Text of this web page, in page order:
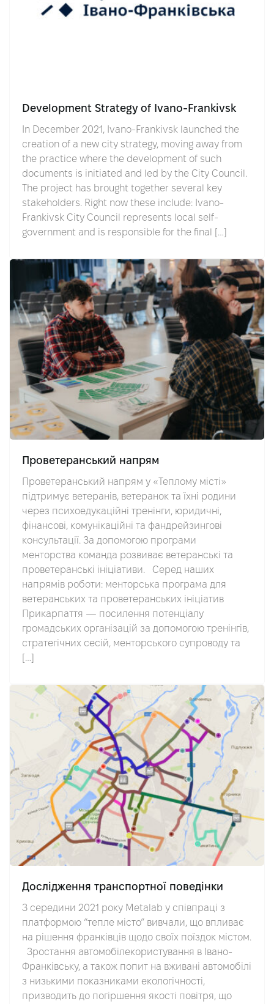
Development Strategy of Ivano-Frankivsk
In December 2021, Ivano-Frankivsk launched the
creation of a new city strategy, moving away from
the practice where the development of such
documents is initiated and led by the City Council.
The project has brought together several key
stakeholders. Right now these include: Ivano-
Frankivsk City Council represents local self-
government and is responsible for the final […]
Проветеранський напрям
Проветеранський напрям у «Теплому місті»
підтримує ветеранів, ветеранок та їхні родини
через психоедукаційні тренінги, юридичні,
фінансові, комунікаційні та фандрейзингові
консультації. За допомогою програми
менторства команда розвиває ветеранські та
проветеранські ініціативи. Серед наших
напрямів роботи: менторська програма для
ветеранських та проветеранських ініціатив
Прикарпаття — посилення потенціалу
громадських організацій за допомогою тренінгів,
стратегічних сесій, менторського супроводу та
[…]
Дослідження транспортної поведінки
З середини 2021 року Metalab у співпраці з
платформою “тепле місто” вивчали, що впливає
на рішення франківців щодо своїх поїздок містом.
Зростання автомобілекористування в Івано-
Франківську, а також попит на вживані автомобілі
з низькими показниками екологічності,
призводить до погіршення якості повітря, що